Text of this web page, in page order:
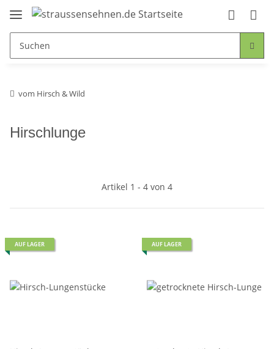
vom Hirsch & Wild
Hirschlunge
Artikel 1 - 4 von 4
AUF LAGER AUF LAGER